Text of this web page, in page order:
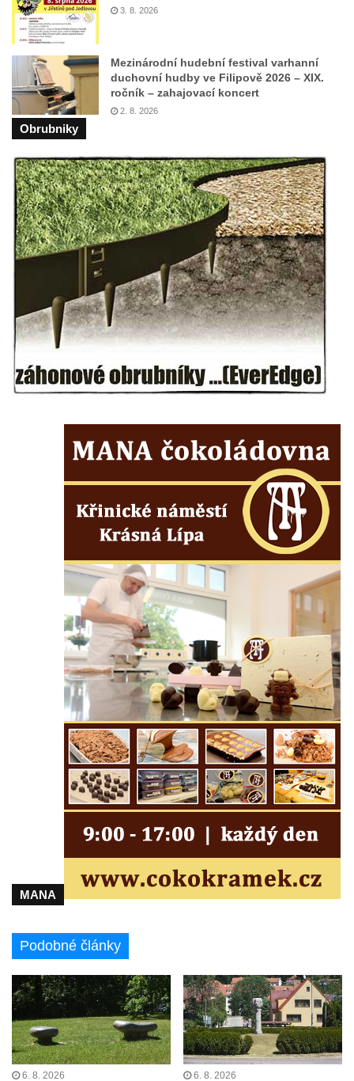
3. 8. 2026
Mezinárodní hudební festival varhanní
duchovní hudby ve Filipově 2026 – XIX.
ročník – zahajovací koncert
2. 8. 2026
Obrubniky
MANA
Podobné články
6. 8. 2026 6. 8. 2026